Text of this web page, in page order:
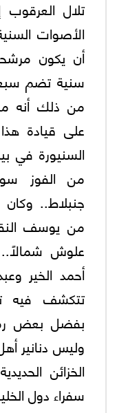
تلال
الأصوات
أن يكون مرشحاً
سنية تضم
من ذلك أنه
على قيادة
السنيورة في
من الفوز
جنبلاط..
من يوسف
علوش
أحمد الخير
تتكشف فيه
بفضل بعض رموز
وليس دنانير
الخزائن
سفراء دول